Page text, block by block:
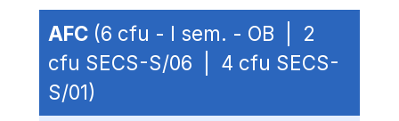
AFC (6 cfu - I sem. - OB | 2
cfu SECS-S/06 | 4 cfu SECS-
S/01)